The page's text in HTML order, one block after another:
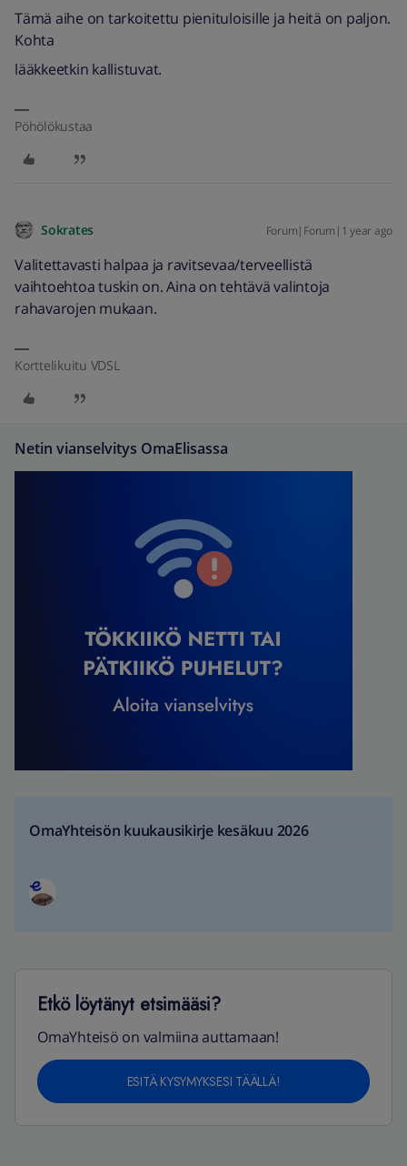
Tämä aihe on tarkoitettu pienituloisille ja heitä on paljon.
Kohta
lääkkeetkin kallistuvat.
Pöhölökustaa
Sokrates Forum|Forum|1 year ago
Valitettavasti halpaa ja ravitsevaa/terveellistä
vaihtoehtoa tuskin on. Aina on tehtävä valintoja
rahavarojen mukaan.
Korttelikuitu VDSL
Netin vianselvitys OmaElisassa
OmaYhteisön kuukausikirje kesäkuu 2026
Etkö löytänyt etsimääsi?
OmaYhteisö on valmiina auttamaan!
ESITÄ KYSYMYKSESI TÄÄLLÄ!